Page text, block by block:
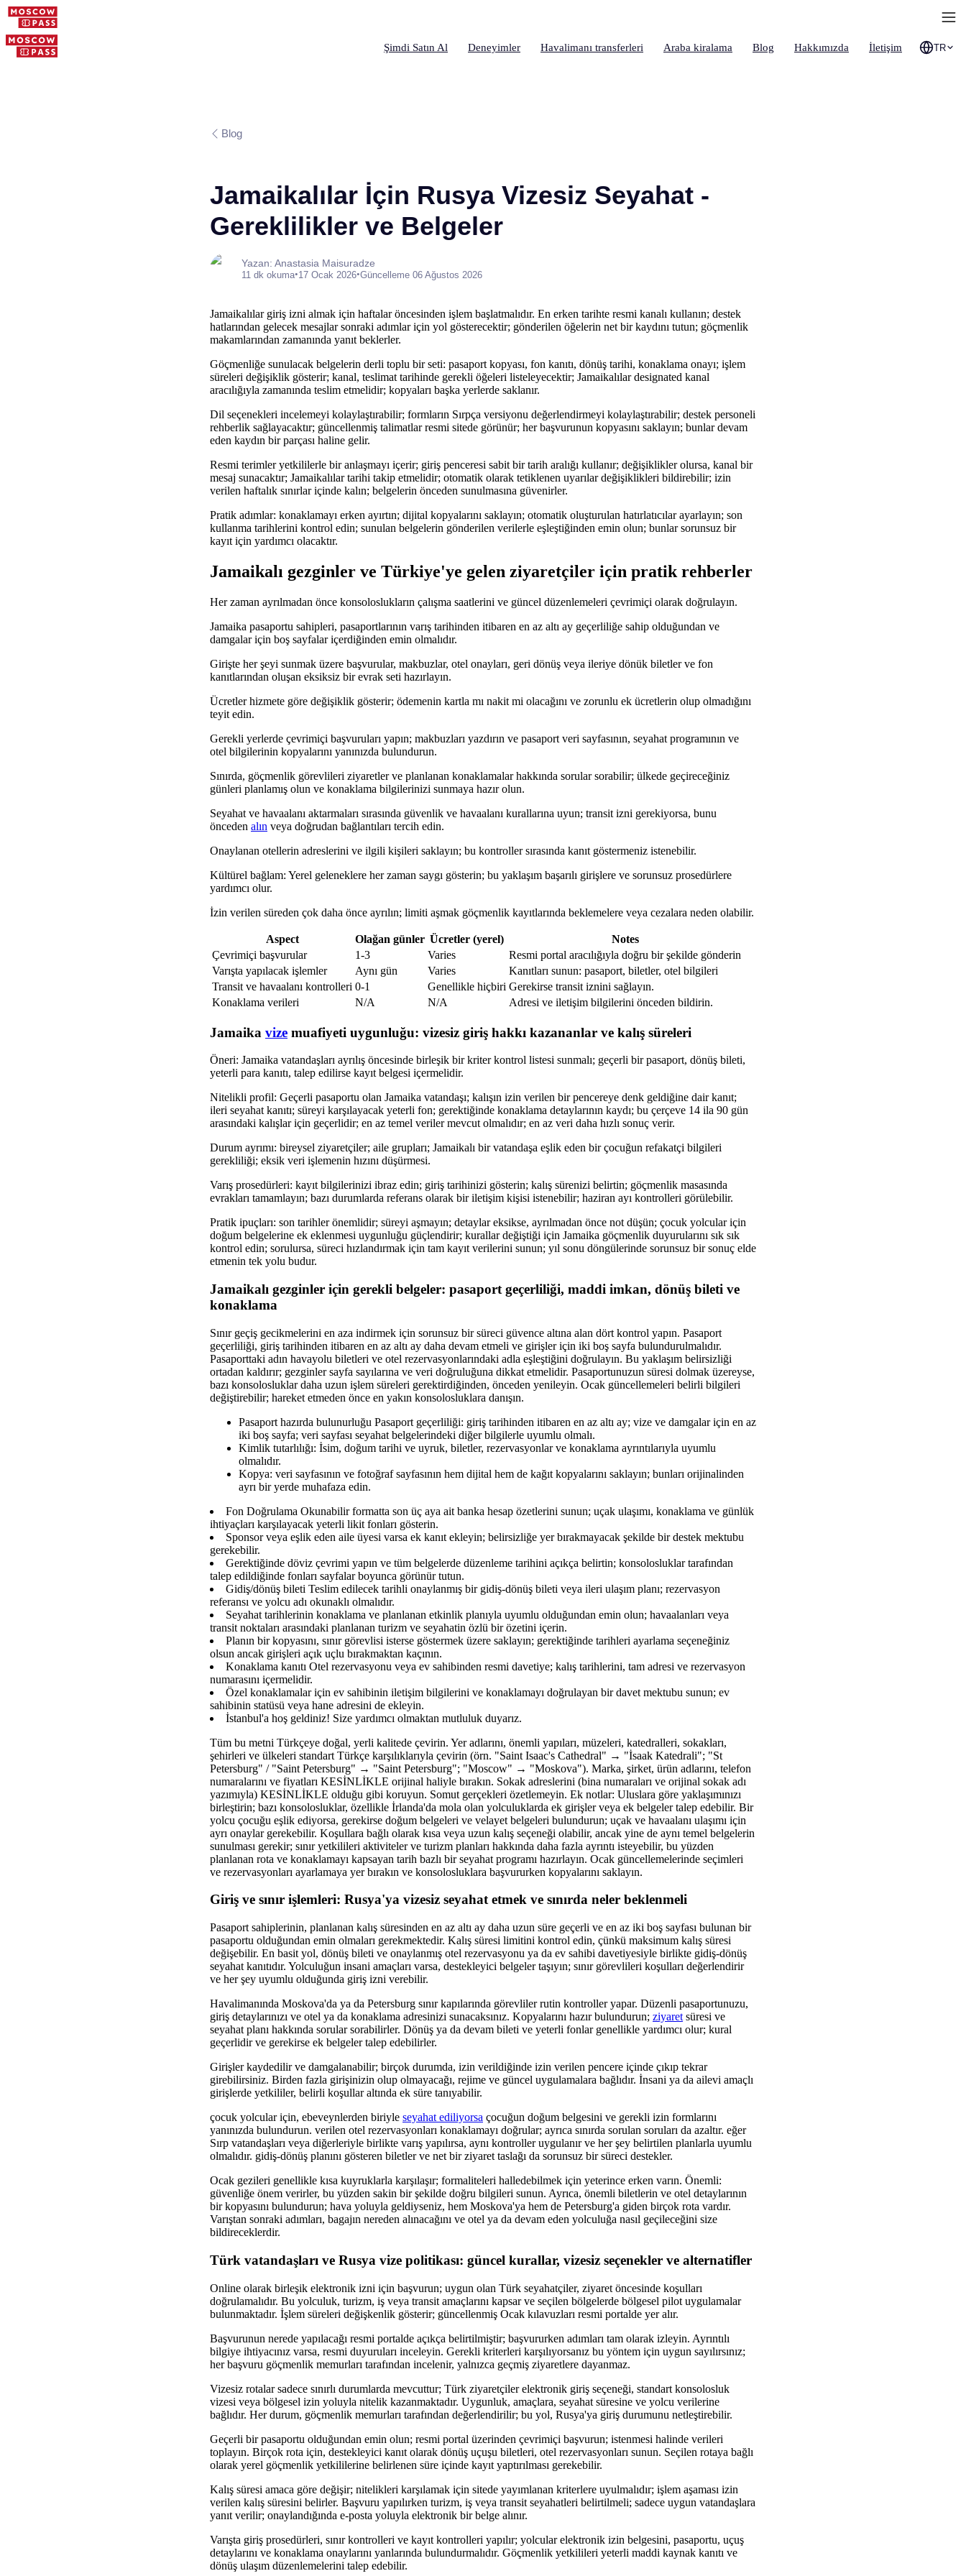
Şimdi Satın Al Deneyimler Havalimanı transferleri Araba kiralama Blog Hakkımızda İletişim TR
Blog
Jamaikalılar İçin Rusya Vizesiz Seyahat -
Gereklilikler ve Belgeler
Yazan: Anastasia Maisuradze
11 dk okuma•17 Ocak 2026•Güncelleme 06 Ağustos 2026
Jamaikalılar giriş izni almak için haftalar öncesinden işlem başlatmalıdır. En erken tarihte resmi kanalı kullanın; destek
hatlarından gelecek mesajlar sonraki adımlar için yol gösterecektir; gönderilen öğelerin net bir kaydını tutun; göçmenlik
makamlarından zamanında yanıt beklerler.
Göçmenliğe sunulacak belgelerin derli toplu bir seti: pasaport kopyası, fon kanıtı, dönüş tarihi, konaklama onayı; işlem
süreleri değişiklik gösterir; kanal, teslimat tarihinde gerekli öğeleri listeleyecektir; Jamaikalılar designated kanal
aracılığıyla zamanında teslim etmelidir; kopyaları başka yerlerde saklanır.
Dil seçenekleri incelemeyi kolaylaştırabilir; formların Sırpça versiyonu değerlendirmeyi kolaylaştırabilir; destek personeli
rehberlik sağlayacaktır; güncellenmiş talimatlar resmi sitede görünür; her başvurunun kopyasını saklayın; bunlar devam
eden kaydın bir parçası haline gelir.
Resmi terimler yetkililerle bir anlaşmayı içerir; giriş penceresi sabit bir tarih aralığı kullanır; değişiklikler olursa, kanal bir
mesaj sunacaktır; Jamaikalılar tarihi takip etmelidir; otomatik olarak tetiklenen uyarılar değişiklikleri bildirebilir; izin
verilen haftalık sınırlar içinde kalın; belgelerin önceden sunulmasına güvenirler.
Pratik adımlar: konaklamayı erken ayırtın; dijital kopyalarını saklayın; otomatik oluşturulan hatırlatıcılar ayarlayın; son
kullanma tarihlerini kontrol edin; sunulan belgelerin gönderilen verilerle eşleştiğinden emin olun; bunlar sorunsuz bir
kayıt için yardımcı olacaktır.
Jamaikalı gezginler ve Türkiye'ye gelen ziyaretçiler için pratik rehberler
Her zaman ayrılmadan önce konsoloslukların çalışma saatlerini ve güncel düzenlemeleri çevrimiçi olarak doğrulayın.
Jamaika pasaportu sahipleri, pasaportlarının varış tarihinden itibaren en az altı ay geçerliliğe sahip olduğundan ve
damgalar için boş sayfalar içerdiğinden emin olmalıdır.
Girişte her şeyi sunmak üzere başvurular, makbuzlar, otel onayları, geri dönüş veya ileriye dönük biletler ve fon
kanıtlarından oluşan eksiksiz bir evrak seti hazırlayın.
Ücretler hizmete göre değişiklik gösterir; ödemenin kartla mı nakit mi olacağını ve zorunlu ek ücretlerin olup olmadığını
teyit edin.
Gerekli yerlerde çevrimiçi başvuruları yapın; makbuzları yazdırın ve pasaport veri sayfasının, seyahat programının ve
otel bilgilerinin kopyalarını yanınızda bulundurun.
Sınırda, göçmenlik görevlileri ziyaretler ve planlanan konaklamalar hakkında sorular sorabilir; ülkede geçireceğiniz
günleri planlamış olun ve konaklama bilgilerinizi sunmaya hazır olun.
Seyahat ve havaalanı aktarmaları sırasında güvenlik ve havaalanı kurallarına uyun; transit izni gerekiyorsa, bunu
önceden alın veya doğrudan bağlantıları tercih edin.
Onaylanan otellerin adreslerini ve ilgili kişileri saklayın; bu kontroller sırasında kanıt göstermeniz istenebilir.
Kültürel bağlam: Yerel geleneklere her zaman saygı gösterin; bu yaklaşım başarılı girişlere ve sorunsuz prosedürlere
yardımcı olur.
İzin verilen süreden çok daha önce ayrılın; limiti aşmak göçmenlik kayıtlarında beklemelere veya cezalara neden olabilir.
Aspect Olağan günler Ücretler (yerel)
Notes
Çevrimiçi başvurular
1-3 Varies
Resmi portal aracılığıyla doğru bir şekilde gönderin
Varışta yapılacak işlemler
Aynı gün Varies
Kanıtları sunun: pasaport, biletler, otel bilgileri
Transit ve havaalanı kontrolleri 0-1 Genellikle hiçbiri Gerekirse transit iznini sağlayın.
Konaklama verileri
N/A N/A Adresi ve iletişim bilgilerini önceden bildirin.
Jamaika vize muafiyeti uygunluğu: vizesiz giriş hakkı kazananlar ve kalış süreleri
Öneri: Jamaika vatandaşları ayrılış öncesinde birleşik bir kriter kontrol listesi sunmalı; geçerli bir pasaport, dönüş bileti,
yeterli para kanıtı, talep edilirse kayıt belgesi içermelidir.
Nitelikli profil: Geçerli pasaportu olan Jamaika vatandaşı; kalışın izin verilen bir pencereye denk geldiğine dair kanıt;
ileri seyahat kanıtı; süreyi karşılayacak yeterli fon; gerektiğinde konaklama detaylarının kaydı; bu çerçeve 14 ila 90 gün
arasındaki kalışlar için geçerlidir; en az temel veriler mevcut olmalıdır; en az veri daha hızlı sonuç verir.
Durum ayrımı: bireysel ziyaretçiler; aile grupları; Jamaikalı bir vatandaşa eşlik eden bir çocuğun refakatçi bilgileri
gerekliliği; eksik veri işlemenin hızını düşürmesi.
Varış prosedürleri: kayıt bilgilerinizi ibraz edin; giriş tarihinizi gösterin; kalış sürenizi belirtin; göçmenlik masasında
evrakları tamamlayın; bazı durumlarda referans olarak bir iletişim kişisi istenebilir; haziran ayı kontrolleri görülebilir.
Pratik ipuçları: son tarihler önemlidir; süreyi aşmayın; detaylar eksikse, ayrılmadan önce not düşün; çocuk yolcular için
doğum belgelerine ek eklenmesi uygunluğu güçlendirir; kurallar değiştiği için Jamaika göçmenlik duyurularını sık sık
kontrol edin; sorulursa, süreci hızlandırmak için tam kayıt verilerini sunun; yıl sonu döngülerinde sorunsuz bir sonuç elde
etmenin tek yolu budur.
Jamaikalı gezginler için gerekli belgeler: pasaport geçerliliği, maddi imkan, dönüş bileti ve
konaklama
Sınır geçiş gecikmelerini en aza indirmek için sorunsuz bir süreci güvence altına alan dört kontrol yapın. Pasaport
geçerliliği, giriş tarihinden itibaren en az altı ay daha devam etmeli ve girişler için iki boş sayfa bulundurulmalıdır.
Pasaporttaki adın havayolu biletleri ve otel rezervasyonlarındaki adla eşleştiğini doğrulayın. Bu yaklaşım belirsizliği
ortadan kaldırır; gezginler sayfa sayılarına ve veri doğruluğuna dikkat etmelidir. Pasaportunuzun süresi dolmak üzereyse,
bazı konsolosluklar daha uzun işlem süreleri gerektirdiğinden, önceden yenileyin. Ocak güncellemeleri belirli bilgileri
değiştirebilir; hareket etmeden önce en yakın konsolosluklara danışın.
Pasaport hazırda bulunurluğu Pasaport geçerliliği: giriş tarihinden itibaren en az altı ay; vize ve damgalar için en az
iki boş sayfa; veri sayfası seyahat belgelerindeki diğer bilgilerle uyumlu olmalı.
Kimlik tutarlılığı: İsim, doğum tarihi ve uyruk, biletler, rezervasyonlar ve konaklama ayrıntılarıyla uyumlu
olmalıdır.
Kopya: veri sayfasının ve fotoğraf sayfasının hem dijital hem de kağıt kopyalarını saklayın; bunları orijinalinden
ayrı bir yerde muhafaza edin.
Fon Doğrulama Okunabilir formatta son üç aya ait banka hesap özetlerini sunun; uçak ulaşımı, konaklama ve günlük
ihtiyaçları karşılayacak yeterli likit fonları gösterin.
Sponsor veya eşlik eden aile üyesi varsa ek kanıt ekleyin; belirsizliğe yer bırakmayacak şekilde bir destek mektubu
gerekebilir.
Gerektiğinde döviz çevrimi yapın ve tüm belgelerde düzenleme tarihini açıkça belirtin; konsolosluklar tarafından
talep edildiğinde fonları sayfalar boyunca görünür tutun.
Gidiş/dönüş bileti Teslim edilecek tarihli onaylanmış bir gidiş-dönüş bileti veya ileri ulaşım planı; rezervasyon
referansı ve yolcu adı okunaklı olmalıdır.
Seyahat tarihlerinin konaklama ve planlanan etkinlik planıyla uyumlu olduğundan emin olun; havaalanları veya
transit noktaları arasındaki planlanan turizm ve seyahatin özlü bir özetini içerin.
Planın bir kopyasını, sınır görevlisi isterse göstermek üzere saklayın; gerektiğinde tarihleri ayarlama seçeneğiniz
olsun ancak girişleri açık uçlu bırakmaktan kaçının.
Konaklama kanıtı Otel rezervasyonu veya ev sahibinden resmi davetiye; kalış tarihlerini, tam adresi ve rezervasyon
numarasını içermelidir.
Özel konaklamalar için ev sahibinin iletişim bilgilerini ve konaklamayı doğrulayan bir davet mektubu sunun; ev
sahibinin statüsü veya hane adresini de ekleyin.
İstanbul'a hoş geldiniz! Size yardımcı olmaktan mutluluk duyarız.
Tüm bu metni Türkçeye doğal, yerli kalitede çevirin. Yer adlarını, önemli yapıları, müzeleri, katedralleri, sokakları,
şehirleri ve ülkeleri standart Türkçe karşılıklarıyla çevirin (örn. "Saint Isaac's Cathedral" → "İsaak Katedrali"; "St
Petersburg" / "Saint Petersburg" → "Saint Petersburg"; "Moscow" → "Moskova"). Marka, şirket, ürün adlarını, telefon
numaralarını ve fiyatları KESİNLİKLE orijinal haliyle bırakın. Sokak adreslerini (bina numaraları ve orijinal sokak adı
yazımıyla) KESİNLİKLE olduğu gibi koruyun. Somut gerçekleri özetlemeyin. Ek notlar: Uluslara göre yaklaşımınızı
birleştirin; bazı konsolosluklar, özellikle İrlanda'da mola olan yolculuklarda ek girişler veya ek belgeler talep edebilir. Bir
yolcu çocuğu eşlik ediyorsa, gerekirse doğum belgeleri ve velayet belgeleri bulundurun; uçak ve havaalanı ulaşımı için
ayrı onaylar gerekebilir. Koşullara bağlı olarak kısa veya uzun kalış seçeneği olabilir, ancak yine de aynı temel belgelerin
sunulması gerekir; sınır yetkilileri aktiviteler ve turizm planları hakkında daha fazla ayrıntı isteyebilir, bu yüzden
planlanan rota ve konaklamayı kapsayan tarih bazlı bir seyahat programı hazırlayın. Ocak güncellemelerinde seçimleri
ve rezervasyonları ayarlamaya yer bırakın ve konsolosluklara başvururken kopyalarını saklayın.
Giriş ve sınır işlemleri: Rusya'ya vizesiz seyahat etmek ve sınırda neler beklenmeli
Pasaport sahiplerinin, planlanan kalış süresinden en az altı ay daha uzun süre geçerli ve en az iki boş sayfası bulunan bir
pasaportu olduğundan emin olmaları gerekmektedir. Kalış süresi limitini kontrol edin, çünkü maksimum kalış süresi
değişebilir. En basit yol, dönüş bileti ve onaylanmış otel rezervasyonu ya da ev sahibi davetiyesiyle birlikte gidiş-dönüş
seyahat kanıtıdır. Yolculuğun insani amaçları varsa, destekleyici belgeler taşıyın; sınır görevlileri koşulları değerlendirir
ve her şey uyumlu olduğunda giriş izni verebilir.
Havalimanında Moskova'da ya da Petersburg sınır kapılarında görevliler rutin kontroller yapar. Düzenli pasaportunuzu,
giriş detaylarınızı ve otel ya da konaklama adresinizi sunacaksınız. Kopyalarını hazır bulundurun; ziyaret süresi ve
seyahat planı hakkında sorular sorabilirler. Dönüş ya da devam bileti ve yeterli fonlar genellikle yardımcı olur; kural
geçerlidir ve gerekirse ek belgeler talep edebilirler.
Girişler kaydedilir ve damgalanabilir; birçok durumda, izin verildiğinde izin verilen pencere içinde çıkıp tekrar
girebilirsiniz. Birden fazla girişinizin olup olmayacağı, rejime ve güncel uygulamalara bağlıdır. İnsani ya da ailevi amaçlı
girişlerde yetkililer, belirli koşullar altında ek süre tanıyabilir.
çocuk yolcular için, ebeveynlerden biriyle seyahat ediliyorsa çocuğun doğum belgesini ve gerekli izin formlarını
yanınızda bulundurun. verilen otel rezervasyonları konaklamayı doğrular; ayrıca sınırda sorulan soruları da azaltır. eğer
Sırp vatandaşları veya diğerleriyle birlikte varış yapılırsa, aynı kontroller uygulanır ve her şey belirtilen planlarla uyumlu
olmalıdır. gidiş-dönüş planını gösteren biletler ve net bir ziyaret taslağı da sorunsuz bir süreci destekler.
Ocak gezileri genellikle kısa kuyruklarla karşılaşır; formaliteleri halledebilmek için yeterince erken varın. Önemli:
güvenliğe önem verirler, bu yüzden sakin bir şekilde doğru bilgileri sunun. Ayrıca, önemli biletlerin ve otel detaylarının
bir kopyasını bulundurun; hava yoluyla geldiyseniz, hem Moskova'ya hem de Petersburg'a giden birçok rota vardır.
Varıştan sonraki adımları, bagajın nereden alınacağını ve otel ya da devam eden yolculuğa nasıl geçileceğini size
bildireceklerdir.
Türk vatandaşları ve Rusya vize politikası: güncel kurallar, vizesiz seçenekler ve alternatifler
Online olarak birleşik elektronik izni için başvurun; uygun olan Türk seyahatçiler, ziyaret öncesinde koşulları
doğrulamalıdır. Bu yolculuk, turizm, iş veya transit amaçlarını kapsar ve seçilen bölgelerde bölgesel pilot uygulamalar
bulunmaktadır. İşlem süreleri değişkenlik gösterir; güncellenmiş Ocak kılavuzları resmi portalde yer alır.
Başvurunun nerede yapılacağı resmi portalde açıkça belirtilmiştir; başvururken adımları tam olarak izleyin. Ayrıntılı
bilgiye ihtiyacınız varsa, resmi duyuruları inceleyin. Gerekli kriterleri karşılıyorsanız bu yöntem için uygun sayılırsınız;
her başvuru göçmenlik memurları tarafından incelenir, yalnızca geçmiş ziyaretlere dayanmaz.
Vizesiz rotalar sadece sınırlı durumlarda mevcuttur; Türk ziyaretçiler elektronik giriş seçeneği, standart konsolosluk
vizesi veya bölgesel izin yoluyla nitelik kazanmaktadır. Uygunluk, amaçlara, seyahat süresine ve yolcu verilerine
bağlıdır. Her durum, göçmenlik memurları tarafından değerlendirilir; bu yol, Rusya'ya giriş durumunu netleştirebilir.
Geçerli bir pasaportu olduğundan emin olun; resmi portal üzerinden çevrimiçi başvurun; istenmesi halinde verileri
toplayın. Birçok rota için, destekleyici kanıt olarak dönüş uçuşu biletleri, otel rezervasyonları sunun. Seçilen rotaya bağlı
olarak yerel göçmenlik yetkililerine belirlenen süre içinde kayıt yaptırılması gerekebilir.
Kalış süresi amaca göre değişir; nitelikleri karşılamak için sitede yayımlanan kriterlere uyulmalıdır; işlem aşaması izin
verilen kalış süresini belirler. Başvuru yapılırken turizm, iş veya transit seyahatleri belirtilmeli; sadece uygun vatandaşlara
yanıt verilir; onaylandığında e-posta yoluyla elektronik bir belge alınır.
Varışta giriş prosedürleri, sınır kontrolleri ve kayıt kontrolleri yapılır; yolcular elektronik izin belgesini, pasaportu, uçuş
detaylarını ve konaklama onaylarını yanlarında bulundurmalıdır. Göçmenlik yetkilileri yeterli maddi kaynak kanıtı ve
dönüş ulaşım düzenlemelerini talep edebilir.